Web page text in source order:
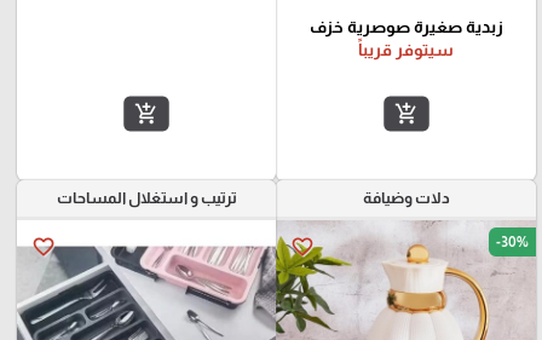
زبدية صغيرة صوصرية خزف
سيتوفر قريباً
add_shopping_cart
add_shopping_cart
دلات وضيافة
favorite_border -30%
ترتيب و استغلال المساحات
favorite_border